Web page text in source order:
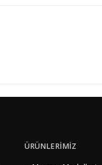
ÜRÜNLERİMİZ